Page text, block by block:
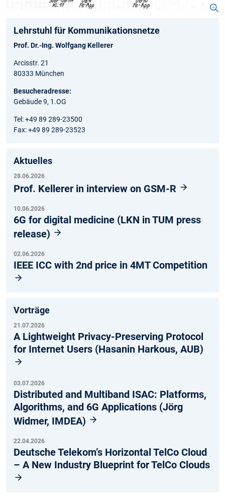
Lehrstuhl für Kommunikationsnetze
Prof. Dr.-Ing. Wolfgang Kellerer
Arcisstr. 21
80333 München
Besucheradresse:
Gebäude 9, 1.OG
Tel: +49 89 289-23500
Fax: +49 89 289-23523
Aktuelles
28.06.2026
Prof. Kellerer in interview on GSM-R
10.06.2026
6G for digital medicine (LKN in TUM press
release)
02.06.2026
IEEE ICC with 2nd price in 4MT Competition
Vorträge
21.07.2026
A Lightweight Privacy-Preserving Protocol
for Internet Users (Hasanin Harkous, AUB)
03.07.2026
Distributed and Multiband ISAC: Platforms,
Algorithms, and 6G Applications (Jörg
Widmer, IMDEA)
22.04.2026
Deutsche Telekom’s Horizontal TelCo Cloud
– A New Industry Blueprint for TelCo Clouds